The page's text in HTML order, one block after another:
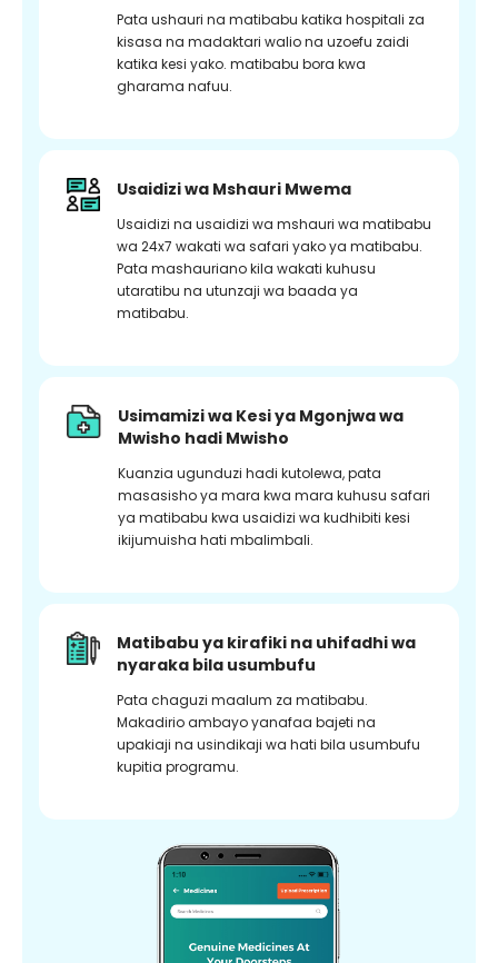
Pata ushauri na matibabu katika hospitali za
kisasa na madaktari walio na uzoefu zaidi
katika kesi yako. matibabu bora kwa
gharama nafuu.
Usaidizi wa Mshauri Mwema
Usaidizi na usaidizi wa mshauri wa matibabu
wa 24x7 wakati wa safari yako ya matibabu.
Pata mashauriano kila wakati kuhusu
utaratibu na utunzaji wa baada ya
matibabu.
Usimamizi wa Kesi ya Mgonjwa wa
Mwisho hadi Mwisho
Kuanzia ugunduzi hadi kutolewa, pata
masasisho ya mara kwa mara kuhusu safari
ya matibabu kwa usaidizi wa kudhibiti kesi
ikijumuisha hati mbalimbali.
Matibabu ya kirafiki na uhifadhi wa
nyaraka bila usumbufu
Pata chaguzi maalum za matibabu.
Makadirio ambayo yanafaa bajeti na
upakiaji na usindikaji wa hati bila usumbufu
kupitia programu.